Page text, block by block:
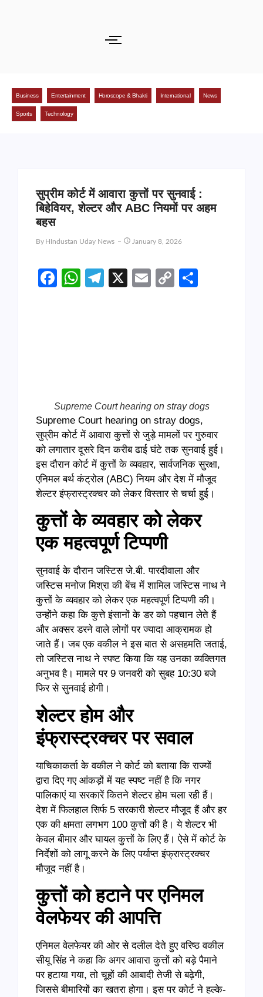
Business Entertainment Horoscope & Bhakti International News
Sports Technology
सुप्रीम कोर्ट में आवारा कुत्तों पर सुनवाई :
बिहेवियर, शेल्टर और ABC नियमों पर अहम
बहस
By HIndustan Uday News January 8, 2026
Facebook
WhatsApp
Telegram
X EmailCopy
Supreme Court hearing on stray dogs
Supreme Court hearing on stray dogs,
सुप्रीम कोर्ट में आवारा कुत्तों से जुड़े मामलों पर गुरुवार
को लगातार दूसरे दिन करीब ढाई घंटे तक सुनवाई हुई।
इस दौरान कोर्ट में कुत्तों के व्यवहार, सार्वजनिक सुरक्षा,
एनिमल बर्थ कंट्रोल (ABC) नियम और देश में मौजूद
शेल्टर इंफ्रास्ट्रक्चर को लेकर विस्तार से चर्चा हुई।
कुत्तों के व्यवहार को लेकर
एक महत्वपूर्ण टिप्पणी
सुनवाई के दौरान जस्टिस जे.बी. पारदीवाला और
जस्टिस मनोज मिश्रा की बेंच में शामिल जस्टिस नाथ ने
कुत्तों के व्यवहार को लेकर एक महत्वपूर्ण टिप्पणी की।
उन्होंने कहा कि कुत्ते इंसानों के डर को पहचान लेते हैं
और अक्सर डरने वाले लोगों पर ज्यादा आक्रामक हो
जाते हैं। जब एक वकील ने इस बात से असहमति जताई,
तो जस्टिस नाथ ने स्पष्ट किया कि यह उनका व्यक्तिगत
अनुभव है। मामले पर 9 जनवरी को सुबह 10:30 बजे
फिर से सुनवाई होगी।
शेल्टर होम और
इंफ्रास्ट्रक्चर पर सवाल
याचिकाकर्ता के वकील ने कोर्ट को बताया कि राज्यों
द्वारा दिए गए आंकड़ों में यह स्पष्ट नहीं है कि नगर
पालिकाएं या सरकारें कितने शेल्टर होम चला रही हैं।
देश में फिलहाल सिर्फ 5 सरकारी शेल्टर मौजूद हैं और हर
एक की क्षमता लगभग 100 कुत्तों की है। ये शेल्टर भी
केवल बीमार और घायल कुत्तों के लिए हैं। ऐसे में कोर्ट के
निर्देशों को लागू करने के लिए पर्याप्त इंफ्रास्ट्रक्चर
मौजूद नहीं है।
कुत्तों को हटाने पर एनिमल
वेलफेयर की आपत्ति
एनिमल वेलफेयर की ओर से दलील देते हुए वरिष्ठ वकील
सीयू सिंह ने कहा कि अगर आवारा कुत्तों को बड़े पैमाने
पर हटाया गया, तो चूहों की आबादी तेजी से बढ़ेगी,
जिससे बीमारियों का खतरा होगा। इस पर कोर्ट ने हल्के-